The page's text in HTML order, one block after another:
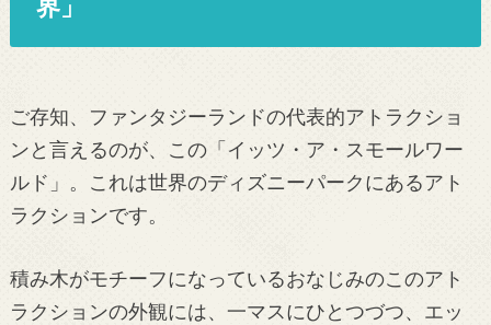
界」
ご存知、ファンタジーランドの代表的アトラクショ
ンと言えるのが、この「イッツ・ア・スモールワー
ルド」。これは世界のディズニーパークにあるアト
ラクションです。
積み木がモチーフになっているおなじみのこのアト
ラクションの外観には、一マスにひとつづつ、エッ